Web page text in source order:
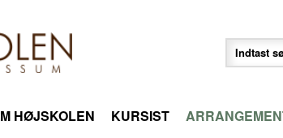
HØJSKOLEN KURSIST